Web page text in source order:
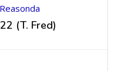
(T. Fred)